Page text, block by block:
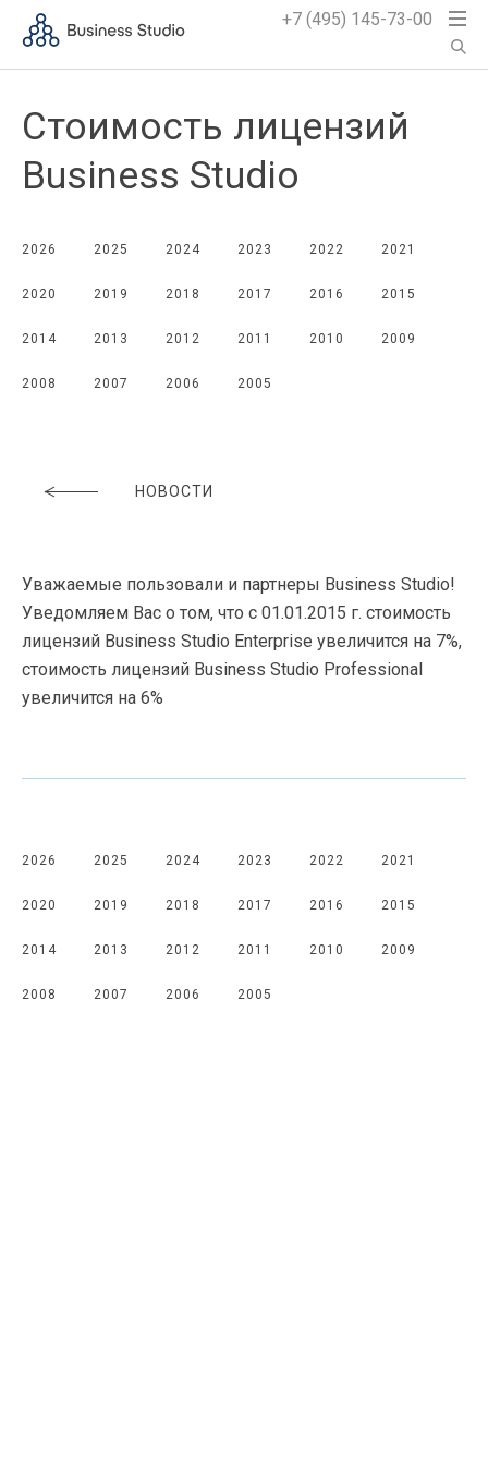
+7 (495) 145-73-00
Стоимость лицензий
Business Studio
2026 2025 2024 2023 2022 2021
2020 2019 2018 2017 2016 2015
2014 2013 2012 2011 2010 2009
2008 2007 2006 2005
НОВОСТИ
Уважаемые пользовали и партнеры Business Studio!
Уведомляем Вас о том, что с 01.01.2015 г. стоимость
лицензий Business Studio Enterprise увеличится на 7%,
стоимость лицензий Business Studio Professional
увеличится на 6%
2026 2025 2024 2023 2022 2021
2020 2019 2018 2017 2016 2015
2014 2013 2012 2011 2010 2009
2008 2007 2006 2005